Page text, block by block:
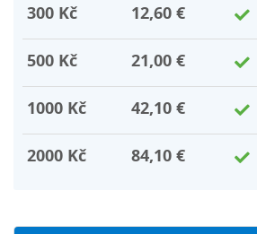
300 Kč 12,60 €
500 Kč 21,00 €
1000 Kč 42,10 €
2000 Kč 84,10 €